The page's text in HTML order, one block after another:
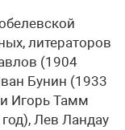
литераторов
(1904
Бунин (1933
Игорь Тамм
Лев Ландау